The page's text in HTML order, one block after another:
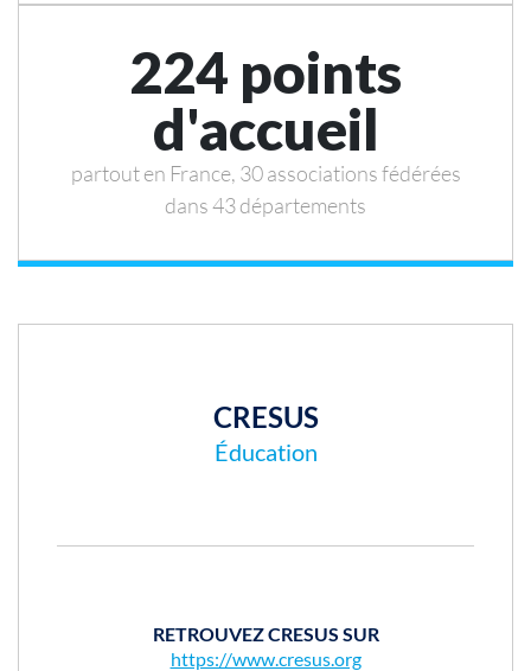
224 points
d'accueil
partout en France, 30 associations fédérées
dans 43 départements
CRESUS
Éducation
RETROUVEZ CRESUS SUR
https://www.cresus.org